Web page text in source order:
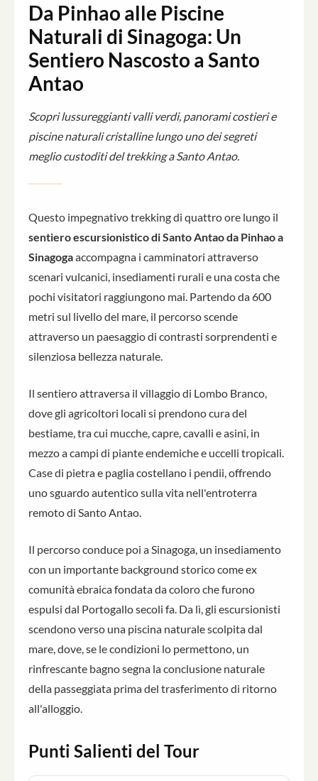
Da Pinhao alle Piscine
Naturali di Sinagoga: Un
Sentiero Nascosto a Santo
Antao
Scopri lussureggianti valli verdi, panorami costieri e
piscine naturali cristalline lungo uno dei segreti
meglio custoditi del trekking a Santo Antao.
Questo impegnativo trekking di quattro ore lungo il
sentiero escursionistico di Santo Antao da Pinhao a
Sinagogaaccompagna i camminatori attraverso
scenari vulcanici, insediamenti rurali e una costa che
pochi visitatori raggiungono mai. Partendo da 600
metri sul livello del mare, il percorso scende
attraverso un paesaggio di contrasti sorprendenti e
silenziosa bellezza naturale.
Il sentiero attraversa il villaggio di Lombo Branco,
dove gli agricoltori locali si prendono cura del
bestiame, tra cui mucche, capre, cavalli e asini, in
mezzo a campi di piante endemiche e uccelli tropicali.
Case di pietra e paglia costellano i pendii, offrendo
uno sguardo autentico sulla vita nell'entroterra
remoto di Santo Antao.
Il percorso conduce poi a Sinagoga, un insediamento
con un importante background storico come ex
comunità ebraica fondata da coloro che furono
espulsi dal Portogallo secoli fa. Da lì, gli escursionisti
scendono verso una piscina naturale scolpita dal
mare, dove, se le condizioni lo permettono, un
rinfrescante bagno segna la conclusione naturale
della passeggiata prima del trasferimento di ritorno
all'alloggio.
Punti Salienti del Tour